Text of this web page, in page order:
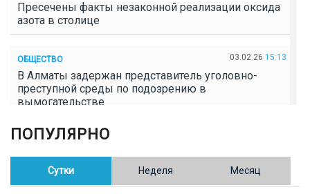
Пресечены факты незаконной реализации оксида
азота в столице
ОБЩЕСТВО 03.02.26 15:13
В Алматы задержан представитель уголовно-
преступной среды по подозрению в
вымогательстве
ОБЩЕСТВО
Полицейские пресекли незаконное выращивание
конопли в Таразе
ПОПУЛЯРНО
Сутки Неделя Месяц